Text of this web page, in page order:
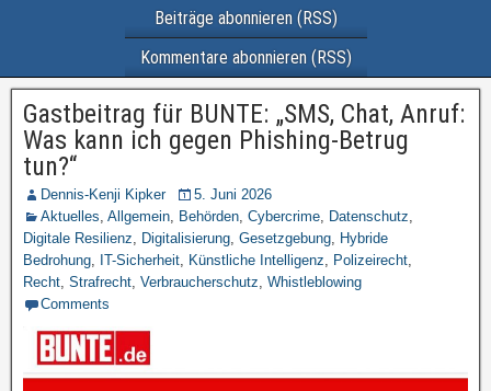
Beiträge abonnieren (RSS)
Kommentare abonnieren (RSS)
Gastbeitrag für BUNTE: „SMS, Chat, Anruf:
Was kann ich gegen Phishing-Betrug
tun?“
Dennis-Kenji Kipker
5. Juni 2026
Aktuelles, Allgemein, Behörden, Cybercrime, Datenschutz,
Digitale Resilienz, Digitalisierung, Gesetzgebung, Hybride
Bedrohung, IT-Sicherheit, Künstliche Intelligenz, Polizeirecht,
Recht, Strafrecht, Verbraucherschutz, Whistleblowing
Comments